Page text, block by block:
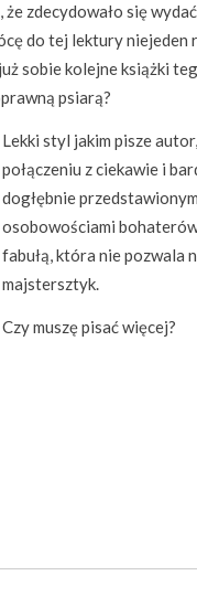
że zdecydowało się
do tej lektury niejeden
sobie kolejne książki
psiarą?
Lekki styl jakim pisze
połączeniu z ciekawie i
dogłębnie
osobowościami
fabułą, która nie pozwala
majstersztyk.
Czy muszę pisać więcej?